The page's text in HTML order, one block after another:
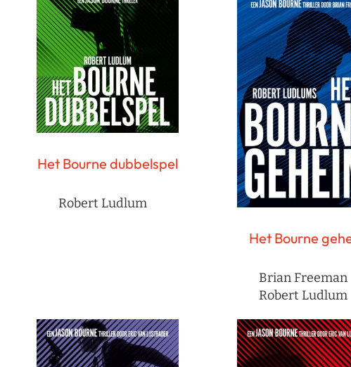
Het Bourne dubbelspel
Robert Ludlum
Het Bourne
Brian Freeman
Robert Ludlum